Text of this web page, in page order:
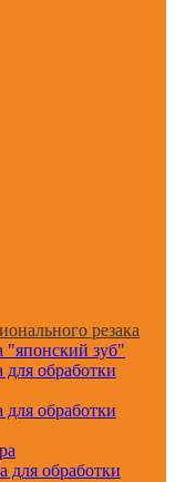
резака
зуб"
обработки
обработки
для обработки